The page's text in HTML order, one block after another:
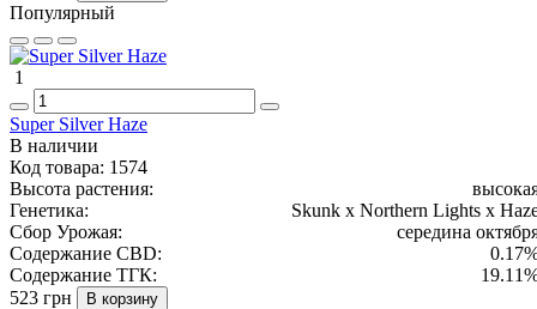
Популярный
1
Super Silver Haze
В наличии
Код товара: 1574
Высота растения:
Генетика:
Skunk x Northern Lights x
Сбор Урожая:
середина
Содержание CBD:
Содержание ТГК:
523 грн
В корзину